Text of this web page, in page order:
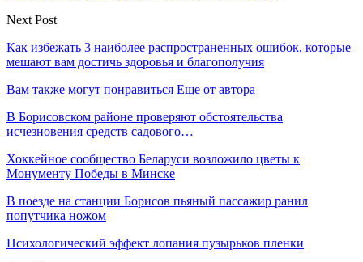
Next Post
Как избежать 3 наиболее распространенных ошибок, которые
мешают вам достичь здоровья и благополучия
Вам также могут понравиться Еще от автора
В Борисовском районе проверяют обстоятельства
исчезновения средств садового…
Хоккейное сообщество Беларуси возложило цветы к
Монументу Победы в Минске
В поезде на станции Борисов пьяный пассажир ранил
попутчика ножом
Психологический эффект лопания пузырьков пленки